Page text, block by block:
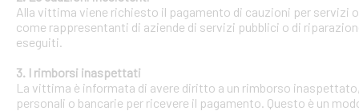
Alla vittima viene richiesto il pagamento di cauzioni per
come rappresentanti di aziende di servizi pubblici o di
eseguiti.
3. I rimborsi inaspettati
La vittima è informata di avere diritto a un rimborso
personali o bancarie per ricevere il pagamento. Questo è un